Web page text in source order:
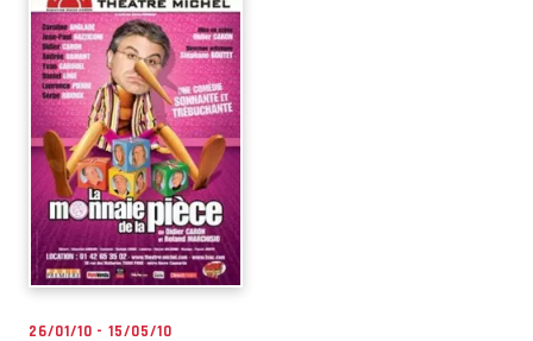
26/01/10 - 15/05/10